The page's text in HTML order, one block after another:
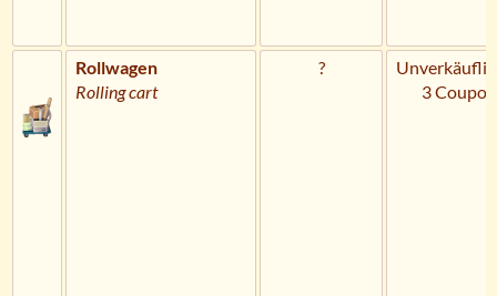
Rollwagen
Rolling cart
?
3